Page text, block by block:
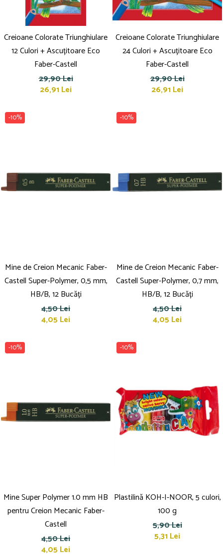
Creioane Colorate Triunghiulare
12 Culori + Ascuțitoare Eco
Faber-Castell
29,90 Lei
26,91 Lei
Creioane Colorate Triunghiulare
24 Culori + Ascuțitoare Eco
Faber-Castell
29,90 Lei
26,91 Lei
-10%
Mine de Creion Mecanic Faber-
Castell Super-Polymer, 0,5 mm,
HB/B, 12 Bucăți
4,50 Lei
4,05 Lei
-10%
Mine de Creion Mecanic Faber-
Castell Super-Polymer, 0,7 mm,
HB/B, 12 Bucăți
4,50 Lei
4,05 Lei
-10%
Mine Super Polymer 1.0 mm HB
pentru Creion Mecanic Faber-
Castell
4,50 Lei
4,05 Lei
-10%
Plastilină KOH-I-NOOR, 5 culori,
100 g
5,90 Lei
5,31 Lei